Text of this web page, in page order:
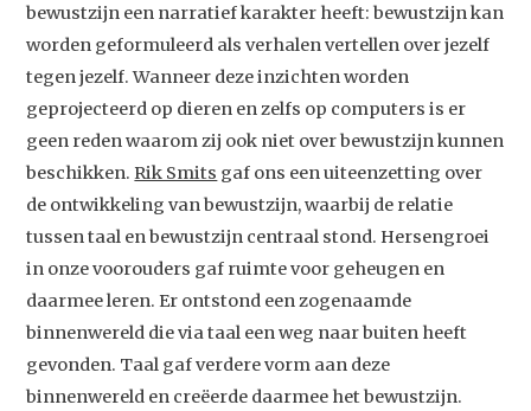
bewustzijn een narratief karakter heeft: bewustzijn kan
worden geformuleerd als verhalen vertellen over jezelf
tegen jezelf. Wanneer deze inzichten worden
geprojecteerd op dieren en zelfs op computers is er
geen reden waarom zij ook niet over bewustzijn kunnen
beschikken. Rik Smits gaf ons een uiteenzetting over
de ontwikkeling van bewustzijn, waarbij de relatie
tussen taal en bewustzijn centraal stond. Hersengroei
in onze voorouders gaf ruimte voor geheugen en
daarmee leren. Er ontstond een zogenaamde
binnenwereld die via taal een weg naar buiten heeft
gevonden. Taal gaf verdere vorm aan deze
binnenwereld en creëerde daarmee het bewustzijn.